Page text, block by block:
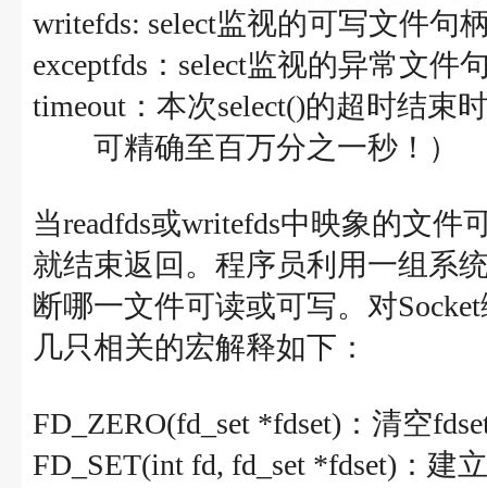
writefds: select监视的可写文件句
exceptfds：select监视的异常文
timeout：本次select()的超时结束
可精确至百万分之一秒！）
当readfds或writefds中映象的文
就结束返回。程序员利用一组系
断哪一文件可读或可写。对
几只相关的宏解释如下：
FD_ZERO(fd_set *fdset)：清空
FD_SET(int fd, fd_set *fdset)：